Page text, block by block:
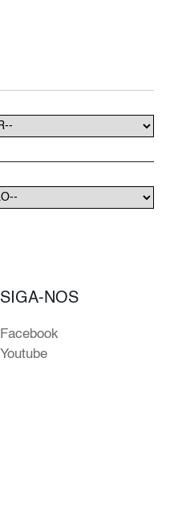
SIGA-NOS
Facebook
Youtube